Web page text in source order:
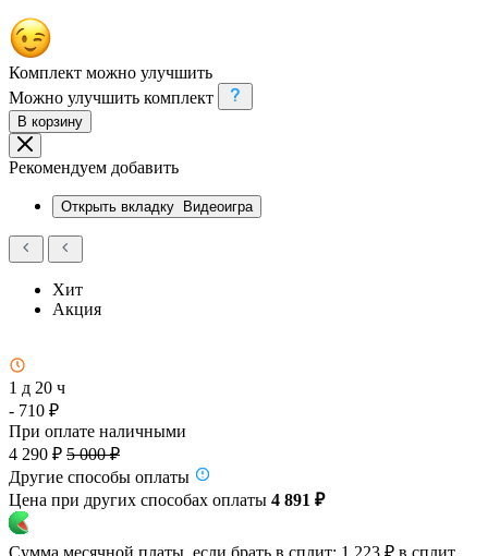
Комплект можно улучшить
Можно улучшить комплект
В корзину
Рекомендуем добавить
Открыть вкладку Видеоигра
Хит
Акция
1 д 20 ч
- 710 ₽
При оплате наличными
4 290 ₽ 5 000 ₽
Другие способы оплаты
Цена при других способах оплаты 4 891 ₽
Сумма месячной платы, если брать в сплит: 1 223 ₽ в сплит